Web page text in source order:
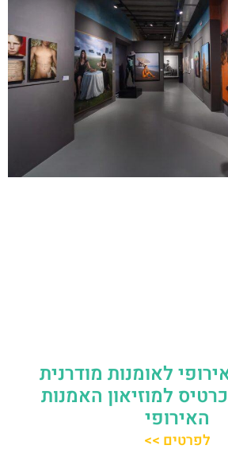
לאומנות מודרנית
למוזיאון האמנות
האירופי
לפרטים >>